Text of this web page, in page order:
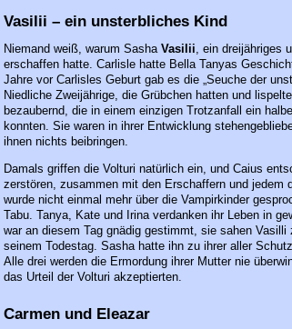
Vasilii – ein unsterbliches Kind
Niemand weiß, warum Sasha Vasilii , ein dreijähriges
erschaffen hatte. Carlisle hatte Bella Tanyas
Jahre vor Carlisles Geburt gab es die „Seuche der
Niedliche Zweijährige, die Grübchen hatten und
bezaubernd, die in einem einzigen Trotzanfall ein
konnten. Sie waren in ihrer Entwicklung
ihnen nichts beibringen.
Damals griffen die Volturi natürlich ein, und Caius
zerstören, zusammen mit den Erschaffern und jedem
wurde nicht einmal mehr über die Vampirkinder
Tabu. Tanya, Kate und Irina verdanken ihr Leben in
war an diesem Tag gnädig gestimmt, sie sahen Vasilli
seinem Todestag. Sasha hatte ihn zu ihrer aller
Alle drei werden die Ermordung ihrer Mutter nie
das Urteil der Volturi akzeptierten.
Carmen und Eleazar